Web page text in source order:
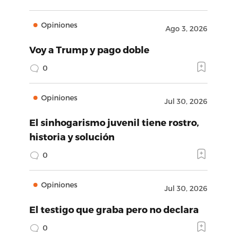
Opiniones Ago 3, 2026
Voy a Trump y pago doble
0
Opiniones Jul 30, 2026
El sinhogarismo juvenil tiene rostro,
historia y solución
0
Opiniones Jul 30, 2026
El testigo que graba pero no declara
0